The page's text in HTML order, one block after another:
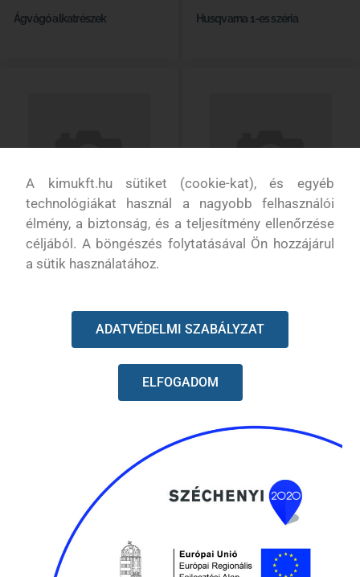
Ágvágó alkatrészek Husqvarna 1-es széria
Husqvarna 3-as széria Husqvarna 5-ös széria
A kimukft.hu sütiket (cookie-kat), és egyéb
technológiákat használ a nagyobb felhasználói
élmény, a biztonság, és a teljesítmény ellenőrzése
céljából. A böngészés folytatásával Ön hozzájárul
a sütik használatához.
ADATVÉDELMI SZABÁLYZAT
ELFOGADOM